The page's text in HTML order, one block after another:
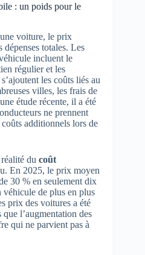
: un poids pour le
voiture, le prix
dépenses totales. Les
incluent le
régulier et les
les coûts liés au
villes, les frais de
étude récente, il a été
ne prennent
additionnels lors de
du coût
En 2025, le prix moyen
30 % en seulement dix
véhicule de plus en plus
prix des voitures a été
que l’augmentation des
qui ne parvient pas à